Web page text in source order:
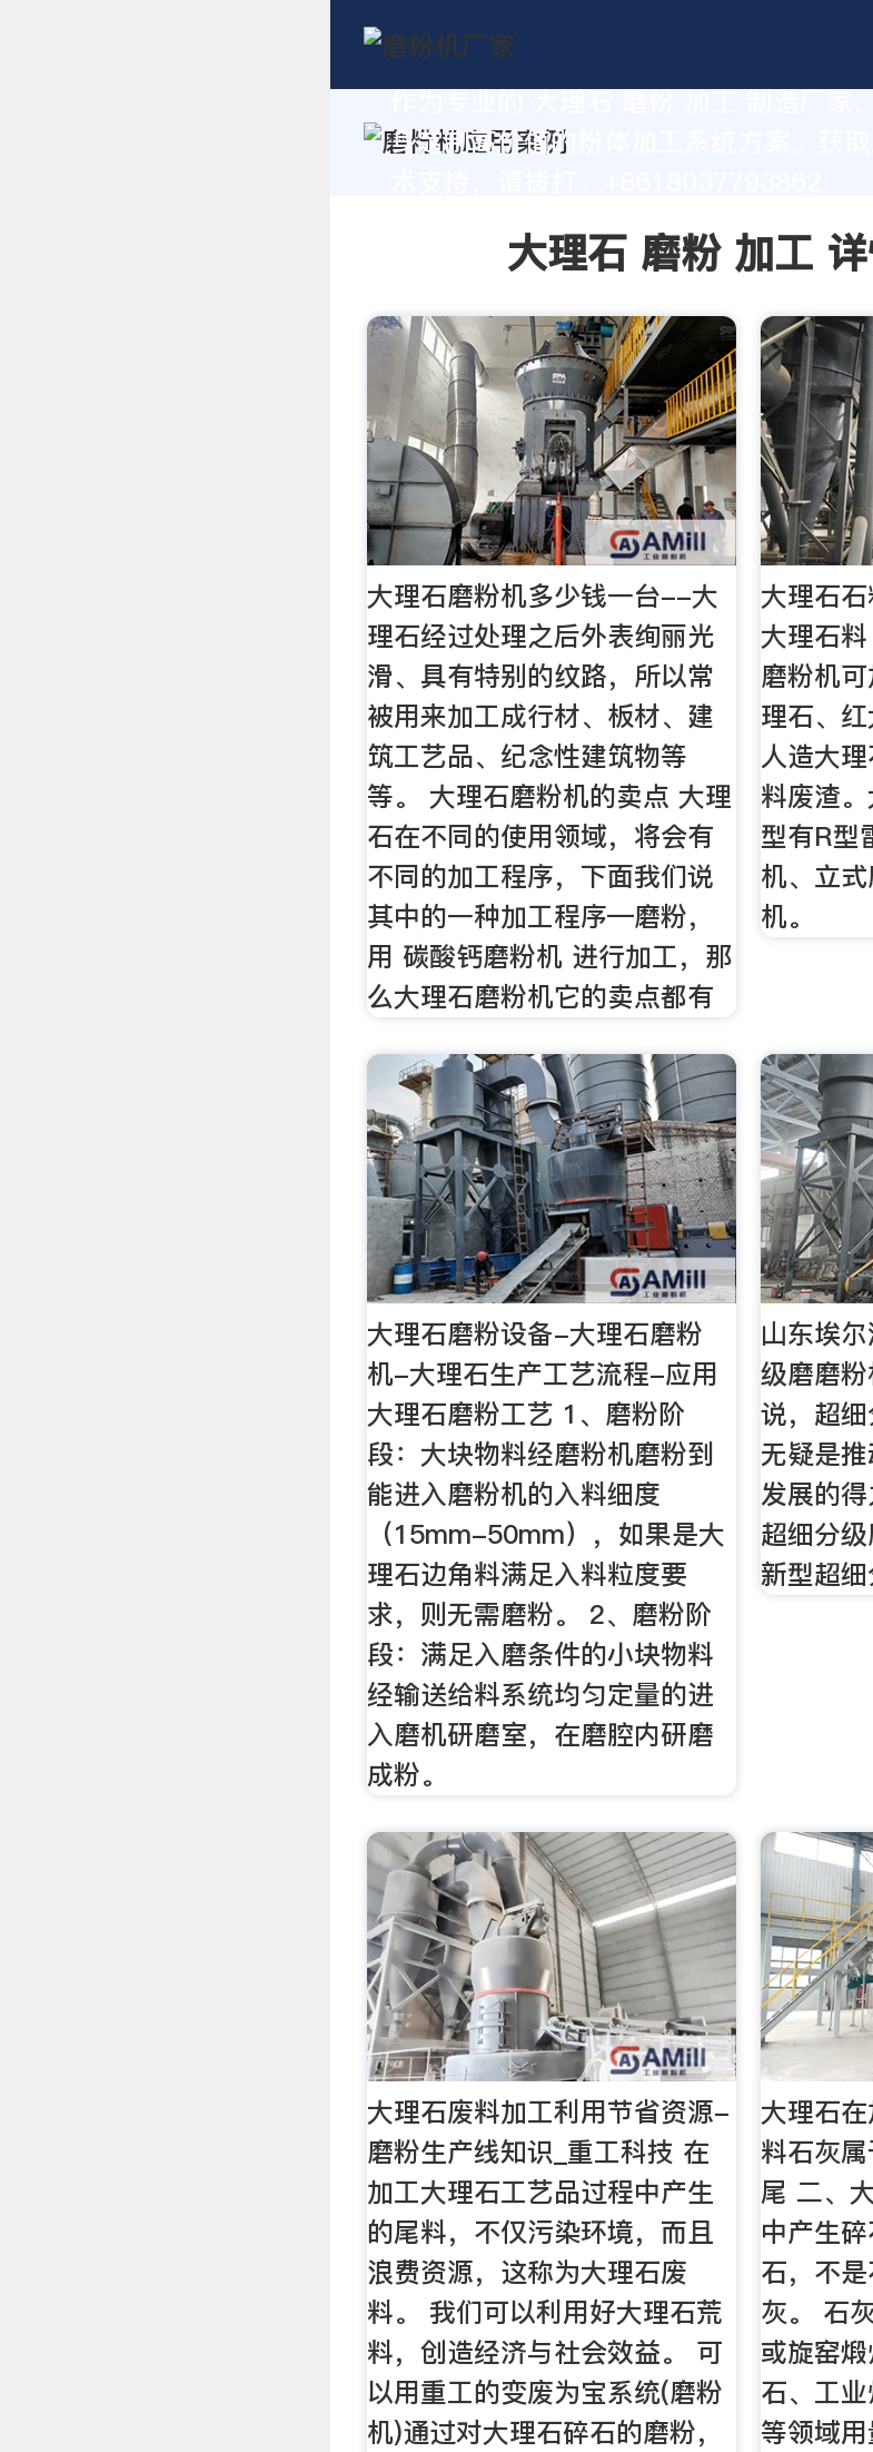
身定制高价值的粉体加工系统方案。获取
大理石 磨粉 加工
大理石磨粉机多少钱一台--大
理石经过处理之后外表绚丽光
滑、具有特别的纹路，所以常
被用来加工成行材、板材、建
筑工艺品、纪念性建筑物等
等。 大理石磨粉机的卖点 大理
石在不同的使用领域，将会有
不同的加工程序，下面我们说
其中的一种加工程序—磨粉，
用 碳酸钙磨粉机 进行加工，那
么大理石磨粉机它的卖点都有
大理石
大理石
磨粉机
理石、红
人造大
料废渣
型有R型
机、立
机。
大理石磨粉设备-大理石磨粉
机-大理石生产工艺流程-应用
大理石磨粉工艺 1、磨粉阶
段：大块物料经磨粉机磨粉到
能进入磨粉机的入料细度
（15mm-50mm），如果是大
理石边角料满足入料粒度要
求，则无需磨粉。 2、磨粉阶
段：满足入磨条件的小块物料
经输送给料系统均匀定量的进
入磨机研磨室，在磨腔内研磨
成粉。
山东埃
级磨磨
说，超
无疑是
发展的
超细分
新型超
大理石废料加工利用节省资源-
磨粉生产线知识_重工科技 在
加工大理石工艺品过程中产生
的尾料，不仅污染环境，而且
浪费资源，这称为大理石废
料。 我们可以利用好大理石荒
料，创造经济与社会效益。 可
以用重工的变废为宝系统(磨粉
机)通过对大理石碎石的磨粉，
大理石
料石灰
尾 二、
中产生
石，不
灰。 石
或旋窑
石、工
等领域